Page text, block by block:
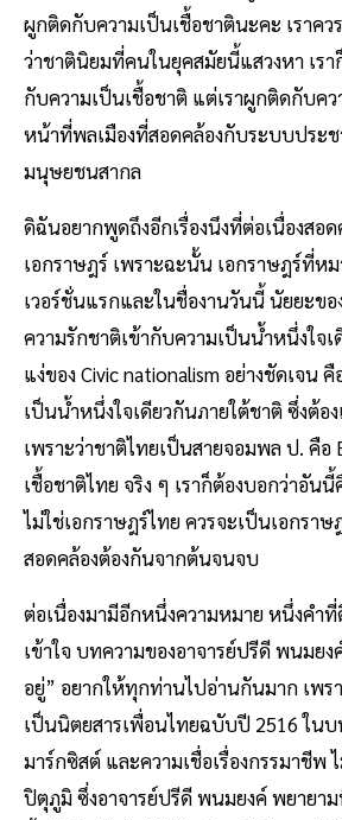
ผูกติดกับความเป็นเชื้อชาตินะคะ เราคว
ว่าชาตินิยมที่คนในยุคสมัยนี้แสวงหา เร
กับความเป็นเชื้อชาติ แต่เราผูกติดกับค
หน้าที่พลเมืองที่สอดคล้องกับระบบประ
มนุษยชนสากล
ดิฉันอยากพูดถึงอีกเรื่องนึงที่ต่อเนื่องสอ
เอกราษฎร์ เพราะฉะนั้น เอกราษฎร์ที่ห
เวอร์ชั่นแรกและในชื่องานวันนี้ นัยยะข
ความรักชาติเข้ากับความเป็นน้ำหนึ่งใจ
แง่ของ Civic nationalism อย่างชัดเจน
เป็นน้ำหนึ่งใจเดียวกันภายใต้ชาติ ซึ่งต้อ
เพราะว่าชาติไทยเป็นสายจอมพล ป. คือ
เชื้อชาติไทย จริง ๆ เราก็ต้องบอกว่าอัน
ไม่ใช่เอกราษฎร์ไทย ควรจะเป็นเอกราษ
สอดคล้องต้องกันจากต้นจนจบ
ต่อเนื่องมามีอีกหนึ่งความหมาย หนึ่งคํา
เข้าใจ บทความของอาจารย์ปรีดี พนมย
อยู่” อยากให้ทุกท่านไปอ่านกันมาก เพ
เป็นนิตยสารเพื่อนไทยฉบับปี 2516 ใน
มาร์กซิสต์ และความเชื่อเรื่องกรรมาชีพ
ปิตุภูมิ ซึ่งอาจารย์ปรีดี พนมยงค์ พยายาม